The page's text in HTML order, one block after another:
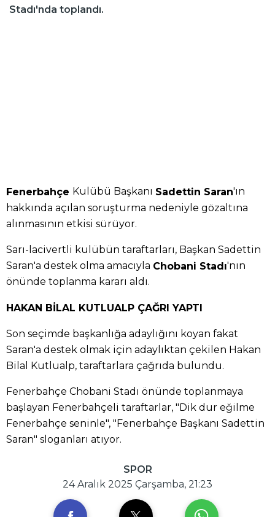
Stadı'nda toplandı.
Fenerbahçe Kulübü Başkanı Sadettin Saran'ın
hakkında açılan soruşturma nedeniyle gözaltına
alınmasının etkisi sürüyor.
Sarı-lacivertli kulübün taraftarları, Başkan Sadettin
Saran'a destek olma amacıyla Chobani Stadı'nın
önünde toplanma kararı aldı.
HAKAN BİLAL KUTLUALP ÇAĞRI YAPTI
Son seçimde başkanlığa adaylığını koyan fakat
Saran'a destek olmak için adaylıktan çekilen Hakan
Bilal Kutlualp, taraftarlara çağrıda bulundu.
Fenerbahçe Chobani Stadı önünde toplanmaya
başlayan Fenerbahçeli taraftarlar, "Dik dur eğilme
Fenerbahçe seninle", "Fenerbahçe Başkanı Sadettin
Saran" sloganları atıyor.
SPOR
24 Aralık 2025 Çarşamba, 21:23